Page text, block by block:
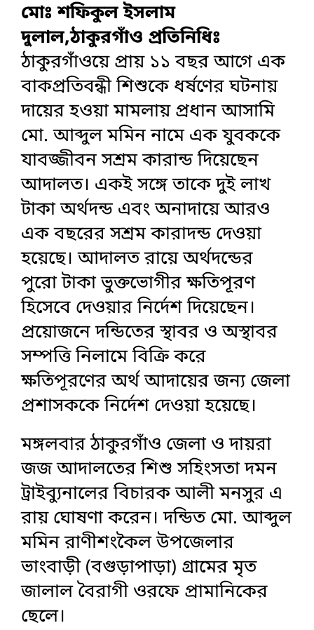
মোঃ শফিকুল ইসলাম
দুলাল,ঠাকুরগাঁও প্রতিনিধিঃ
ঠাকুরগাঁওয়ে প্রায় ১১ বছর আগে এক
বাকপ্রতিবন্ধী শিশুকে ধর্ষণের ঘটনায়
দায়ের হওয়া মামলায় প্রধান আসামি
মো. আব্দুল মমিন নামে এক যুবককে
যাবজ্জীবন সশ্রম কারান্ড দিয়েছেন
আদালত। একই সঙ্গে তাকে দুই লাখ
টাকা অর্থদন্ড এবং অনাদায়ে আরও
এক বছরের সশ্রম কারাদন্ড দেওয়া
হয়েছে। আদালত রায়ে অর্থদন্ডের
পুরো টাকা ভুক্তভোগীর ক্ষতিপূরণ
হিসেবে দেওয়ার নির্দেশ দিয়েছেন।
প্রয়োজনে দন্ডিতের স্থাবর ও অস্থাবর
সম্পত্তি নিলামে বিক্রি করে
ক্ষতিপূরণের অর্থ আদায়ের জন্য জেলা
প্রশাসককে নির্দেশ দেওয়া হয়েছে।
মঙ্গলবার ঠাকুরগাঁও জেলা ও দায়রা
জজ আদালতের শিশু সহিংসতা দমন
ট্রাইব্যুনালের বিচারক আলী মনসুর এ
রায় ঘোষণা করেন। দন্ডিত মো. আব্দুল
মমিন রাণীশংকৈল উপজেলার
ভাংবাড়ী (বগুড়াপাড়া) গ্রামের মৃত
জালাল বৈরাগী ওরফে প্রামানিকের
ছেলে।